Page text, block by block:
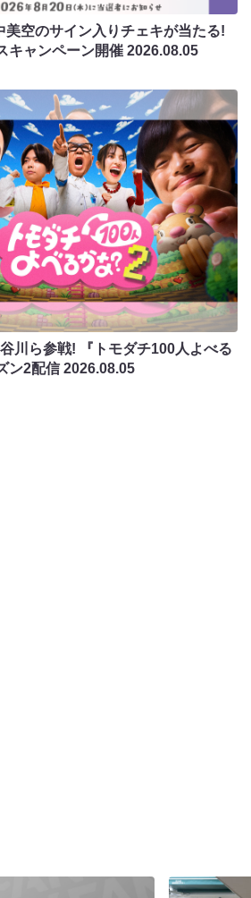
美空のサイン入りチェキが当たる!
キャンペーン開催2026.08.05
川ら参戦! 『トモダチ100人よべる
ン2配信2026.08.05